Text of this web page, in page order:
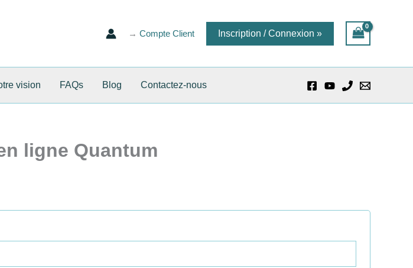
→Compte Client Inscription / Connexion »
vision FAQs Blog Contactez-nous
ligne Quantum